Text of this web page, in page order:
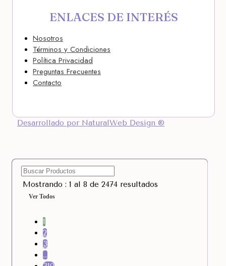
ENLACES DE INTERÉS
Nosotros
Términos y Condiciones
Política Privacidad
Preguntas Frecuentes
Contacto
Desarrollado por NaturalWeb Design ®
Mostrando : 1 al 8 de 2474 resultados
Ver Todos
1
2
3
…